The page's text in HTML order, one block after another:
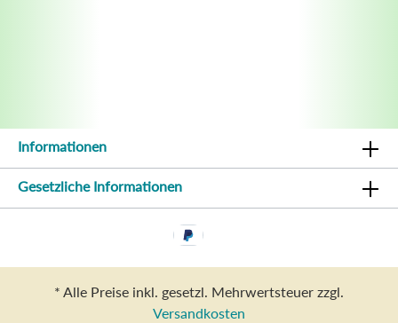
Informationen
Gesetzliche Informationen
* Alle Preise inkl. gesetzl. Mehrwertsteuer zzgl.
Versandkosten